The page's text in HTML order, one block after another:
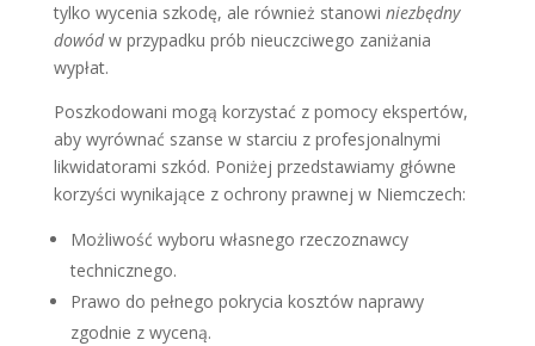
tylko wycenia szkodę, ale również stanowi niezbędny
dowódw przypadku prób nieuczciwego zaniżania
wypłat.
Poszkodowani mogą korzystać z pomocy ekspertów,
aby wyrównać szanse w starciu z profesjonalnymi
likwidatorami szkód. Poniżej przedstawiamy główne
korzyści wynikające z ochrony prawnej w Niemczech:
Możliwość wyboru własnego rzeczoznawcy
technicznego.
Prawo do pełnego pokrycia kosztów naprawy
zgodnie z wyceną.